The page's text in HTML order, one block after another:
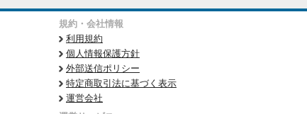
規約・会社情報
利用規約
個人情報保護方針
外部送信ポリシー
特定商取引法に基づく表示
運営会社